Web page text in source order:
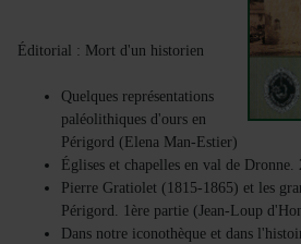
Éditorial : Mort d'un historien
Quelques représentations
paléolithiques d'ours en
Périgord (Elena Man-Estier)
Églises et chapelles en val de
Pierre Gratiolet (1815-1865) et les
Périgord. 1ère partie (Jean-Loup
Dans notre iconothèque et dans